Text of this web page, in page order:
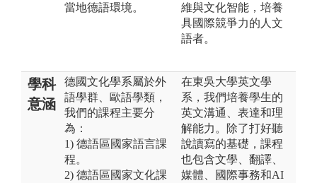
當地德語環境。
維與文化智能，培養
具國際競爭力的人文
語者。
學科
意涵
德國文化學系屬於外
語學群、歐語學類，
我們的課程主要分
為：
1) 德語區國家語言課
程。
2) 德語區國家文化課
在東吳大學英文學
系，我們培養學生的
英文溝通、表達和理
解能力。除了打好聽
說讀寫的基礎，課程
也包含文學、翻譯、
媒體、國際事務和AI